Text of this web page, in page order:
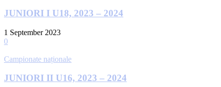
JUNIORI I U18, 2023 – 2024
1 September 2023
0
Campionate naționale
JUNIORI II U16, 2023 – 2024